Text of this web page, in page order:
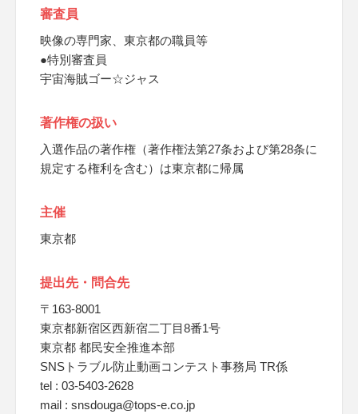
審査員
映像の専門家、東京都の職員等
●特別審査員
宇宙海賊ゴー☆ジャス
著作権の扱い
入選作品の著作権（著作権法第27条および第28条に
規定する権利を含む）は東京都に帰属
主催
東京都
提出先・問合先
〒163-8001
東京都新宿区西新宿二丁目8番1号
東京都 都民安全推進本部
SNSトラブル防止動画コンテスト事務局 TR係
tel : 03-5403-2628
mail : snsdouga@tops-e.co.jp